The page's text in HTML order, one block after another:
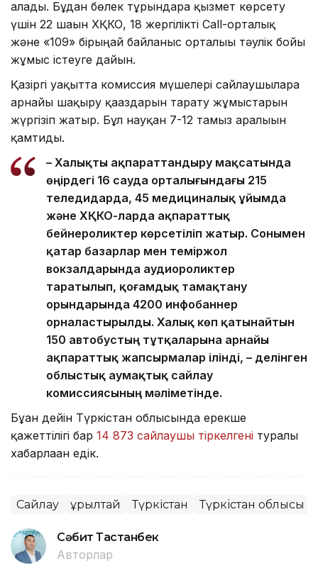
алады. Бұдан бөлек тұрғындарға қызмет көрсету
үшін 22 шағын ХҚКО, 18 жергілікті Call-орталық
және «109» бірыңғай байланыс орталығы тәулік бойы
жұмыс істеуге дайын.
Қазіргі уақытта комиссия мүшелері сайлаушыларға
арнайы шақыру қағаздарын тарату жұмыстарын
жүргізіп жатыр. Бұл науқан 7-12 тамыз аралығын
қамтиды.
– Халықты ақпараттандыру мақсатында
өңірдегі 16 сауда орталығындағы 215
теледидарда, 45 медициналық ұйымда
және ХҚКО-ларда ақпараттық
бейнероликтер көрсетіліп жатыр. Сонымен
қатар базарлар мен теміржол
вокзалдарында аудиороликтер
таратылып, қоғамдық тамақтану
орындарында 4200 инфобаннер
орналастырылды. Халық көп қатынайтын
150 автобустың тұтқаларына арнайы
ақпараттық жапсырмалар ілінді, – делінген
облыстық аумақтық сайлау
комиссиясының мәліметінде.
Бұған дейін Түркістан облысында ерекше
қажеттілігі бар 14 873 сайлаушы тіркелгені туралы
хабарлаған едік.
Сайлау Құрылтай Түркістан Түркістан облысы
Сәбит Тастанбек
Авторлар